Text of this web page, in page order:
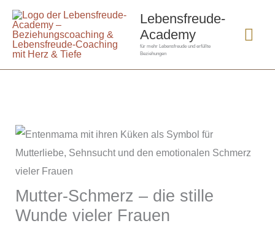
Zum
Inhalt
springen
Lebensfreude-
Academy
für mehr Lebensfreude und erfüllte
Beziehungen
Mutter-Schmerz – die stille
Wunde vieler Frauen